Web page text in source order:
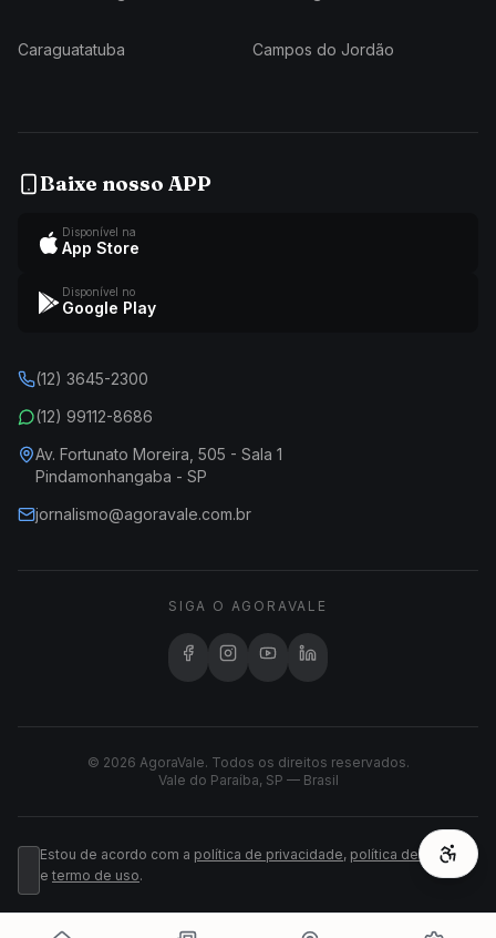
Caraguatatuba Campos do Jordão
Baixe nosso APP
Disponível na
App Store
Disponível no
Google Play
(12) 3645-2300
(12) 99112-8686
Av. Fortunato Moreira, 505 - Sala 1
Pindamonhangaba - SP
jornalismo@agoravale.com.br
SIGA O AGORAVALE
© 2026 AgoraVale. Todos os direitos reservados.
Vale do Paraíba, SP — Brasil
Estou de acordo com a política de privacidade, política de cookies
e termo de uso.